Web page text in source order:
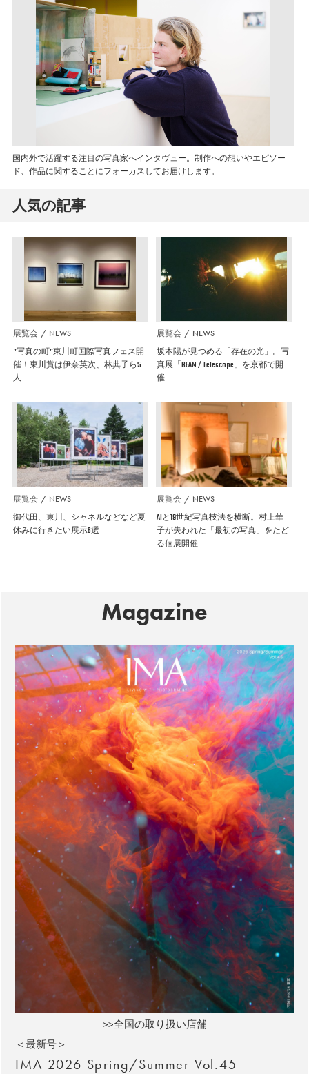
国内外で活躍する注目の写真家へインタヴュー。制作への想いやエピソー
ド、作品に関することにフォーカスしてお届けします。
人気の記事
展覧会 NEWS
”写真の町”東川町国際写真フェス開
催！東川賞は伊奈英次、林典子ら5
人
展覧会 NEWS
坂本陽が見つめる「存在の光」。写
真展「BEAM / Telescope」を京都で開
催
展覧会 NEWS
御代田、東川、シャネルなどなど夏
休みに行きたい展示6選
展覧会 NEWS
AIと19世紀写真技法を横断。村上華
子が失われた「最初の写真」をたど
る個展開催
Magazine
>>全国の取り扱い店舗
＜最新号＞
IMA 2026 Spring/Summer Vol.45